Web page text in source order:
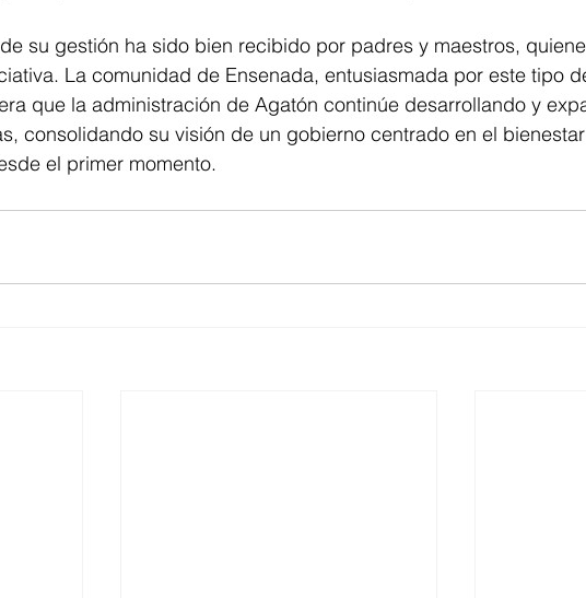
su gestión ha sido bien recibido por padres y maestros,
La comunidad de Ensenada, entusiasmada por este tipo
que la administración de Agatón continúe desarrollando y
consolidando su visión de un gobierno centrado en el
el primer momento.